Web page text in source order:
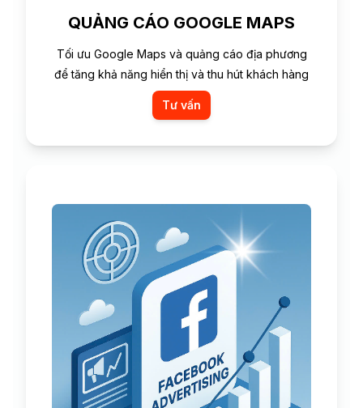
QUẢNG CÁO GOOGLE MAPS
Tối ưu Google Maps và quảng cáo địa phương
để tăng khả năng hiển thị và thu hút khách hàng
Tư vấn